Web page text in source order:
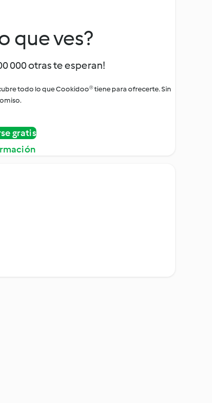
que ves?
000 otras te esperan!
todo lo que Cookidoo® tiene para ofrecerte. Sin
gratis